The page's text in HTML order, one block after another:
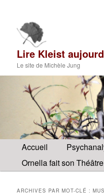
contenu
principal
contenu
secondaire
Lire Kleist
Le site de Michèle Jung
Menu
principal
Accueil
Ornella fait son Théâtre
ARCHIVES PAR MOT-CLÉ :